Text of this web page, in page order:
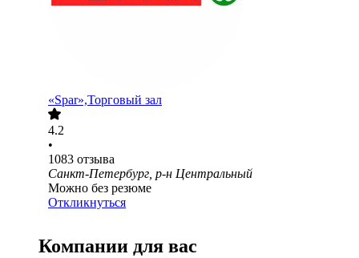
«Spar»,Торговый зал
4.2
•
1083 отзыва
Санкт-Петербург, р-н Центральный
Можно без резюме
Откликнуться
Компании для вас